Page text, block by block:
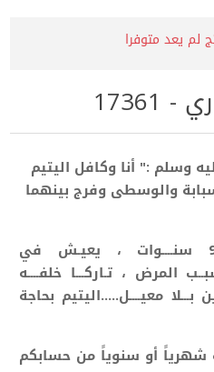
لم يعد متوفرا
وسلم :" أنا وكافل اليتيم
والوسطى وفرج بينهما
يتيم يبلغ من العمر 9 سنــــوات ، يعيـش في
المرض ، تـاركـــا خلفــــه
معيــــل.....اليتيم بحاجة
شهرياً أو سنوياً من حسابكم